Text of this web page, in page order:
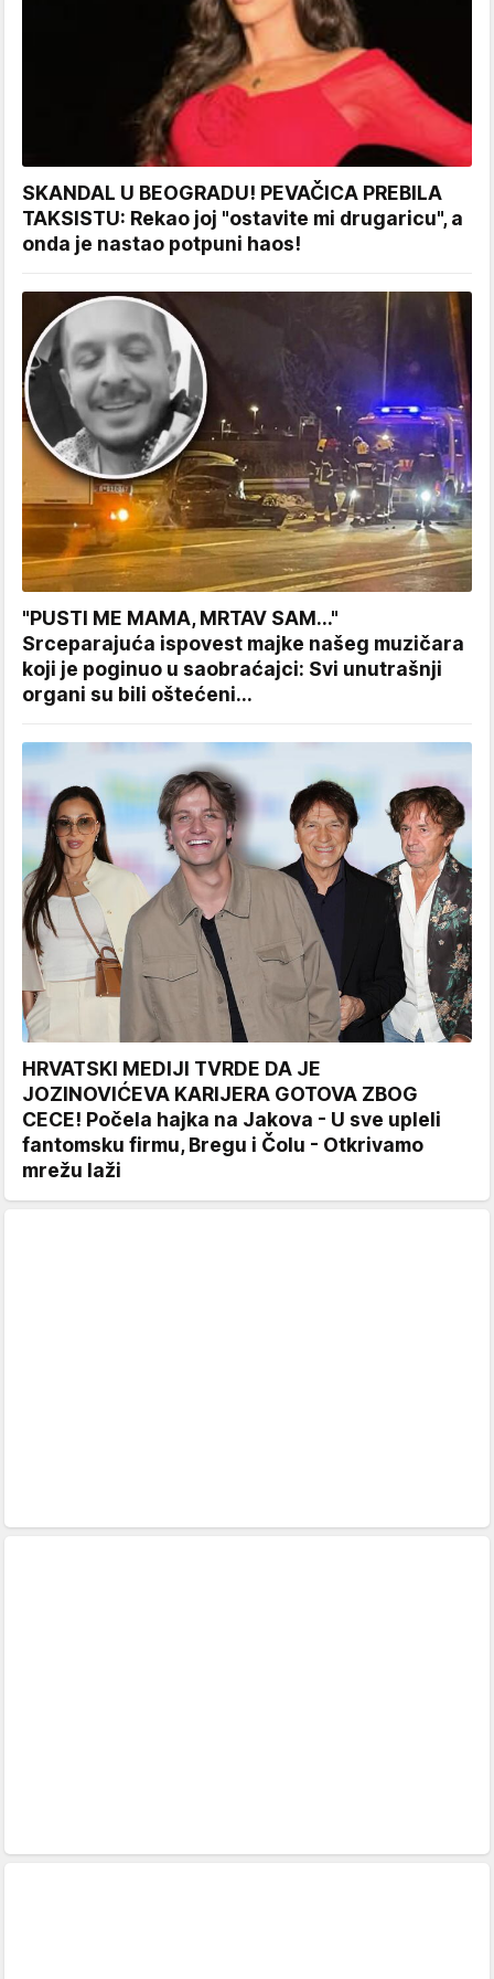
SKANDAL U BEOGRADU! PEVAČICA PREBILA
TAKSISTU: Rekao joj "ostavite mi drugaricu", a
onda je nastao potpuni haos!
"PUSTI ME MAMA, MRTAV SAM..."
Srceparajuća ispovest majke našeg muzičara
koji je poginuo u saobraćajci: Svi unutrašnji
organi su bili oštećeni...
HRVATSKI MEDIJI TVRDE DA JE
JOZINOVIĆEVA KARIJERA GOTOVA ZBOG
CECE! Počela hajka na Jakova - U sve upleli
fantomsku firmu, Bregu i Čolu - Otkrivamo
mrežu laži